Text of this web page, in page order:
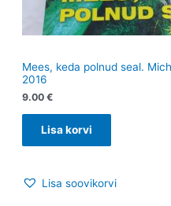
Mees, keda polnud seal.
2016
9.00 €
Lisa korvi
Lisa soovikorvi